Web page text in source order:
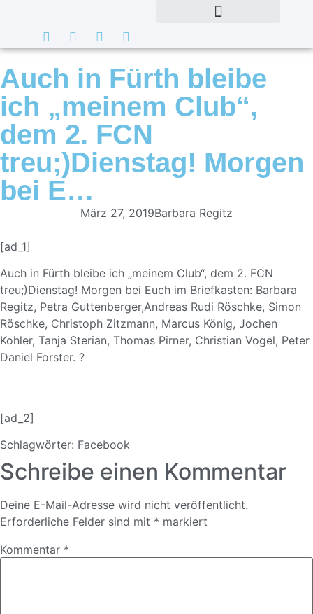
Auch in Fürth bleibe
ich „meinem Club“,
dem 2. FCN
treu;)Dienstag! Morgen
bei E…
März 27, 2019Barbara Regitz
[ad_1]
Auch in Fürth bleibe ich „meinem Club“, dem 2. FCN
treu;)Dienstag! Morgen bei Euch im Briefkasten: Barbara
Regitz, Petra Guttenberger,Andreas Rudi Röschke, Simon
Röschke, Christoph Zitzmann, Marcus König, Jochen
Kohler, Tanja Sterian, Thomas Pirner, Christian Vogel, Peter
Daniel Forster. ?
[ad_2]
Schlagwörter: Facebook
Schreibe einen Kommentar
Deine E-Mail-Adresse wird nicht veröffentlicht.
Erforderliche Felder sind mit * markiert
Kommentar *